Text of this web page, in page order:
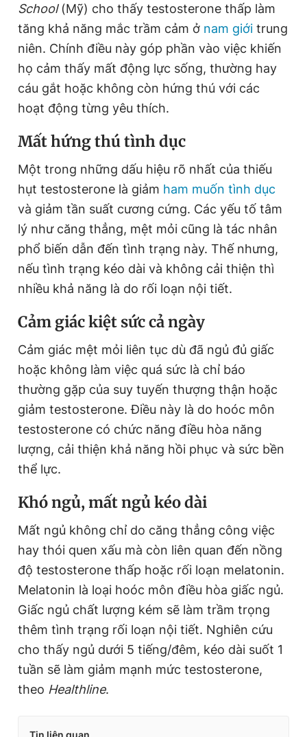
School(Mỹ) cho thấy testosterone thấp làm
tăng khả năng mắc trầm cảm ở nam giới trung
niên. Chính điều này góp phần vào việc khiến
họ cảm thấy mất động lực sống, thường hay
cáu gắt hoặc không còn hứng thú với các
hoạt động từng yêu thích.
Mất hứng thú tình dục
Một trong những dấu hiệu rõ nhất của thiếu
hụt testosterone là giảm ham muốn tình dục
và giảm tần suất cương cứng. Các yếu tố tâm
lý như căng thẳng, mệt mỏi cũng là tác nhân
phổ biến dẫn đến tình trạng này. Thế nhưng,
nếu tình trạng kéo dài và không cải thiện thì
nhiều khả năng là do rối loạn nội tiết.
Cảm giác kiệt sức cả ngày
Cảm giác mệt mỏi liên tục dù đã ngủ đủ giấc
hoặc không làm việc quá sức là chỉ báo
thường gặp của suy tuyến thượng thận hoặc
giảm testosterone. Điều này là do hoóc môn
testosterone có chức năng điều hòa năng
lượng, cải thiện khả năng hồi phục và sức bền
thể lực.
Khó ngủ, mất ngủ kéo dài
Mất ngủ không chỉ do căng thẳng công việc
hay thói quen xấu mà còn liên quan đến nồng
độ testosterone thấp hoặc rối loạn melatonin.
Melatonin là loại hoóc môn điều hòa giấc ngủ.
Giấc ngủ chất lượng kém sẽ làm trầm trọng
thêm tình trạng rối loạn nội tiết. Nghiên cứu
cho thấy ngủ dưới 5 tiếng/đêm, kéo dài suốt 1
tuần sẽ làm giảm mạnh mức testosterone,
theo Healthline.
Tin liên quan